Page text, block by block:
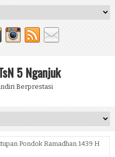
5 Nganjuk
Berprestasi
Pondok Ramadhan 1439 H